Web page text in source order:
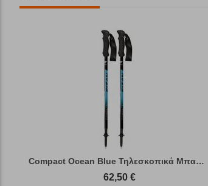
Compact Ocean Blue Τηλεσκοπικά Μπατόν Πεζ...
62,50 €